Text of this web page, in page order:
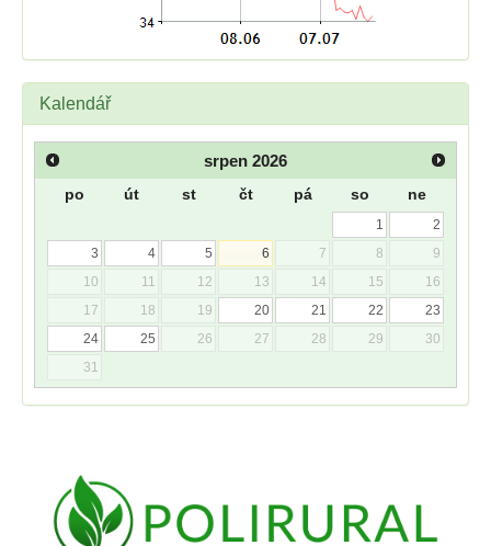
Kalendář
srpen 2026
po út st čt pá so ne
1
2
3
4 5 6 7 8
9
10
11 12 13 14 15
16
17
18 19 20 21 22
23
24
25 26 27 28 29
30
31